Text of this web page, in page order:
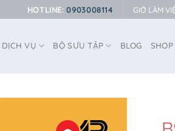
HOTLINE:0903008114 GIỜ LÀM
DỊCH VỤ BỘ SƯU TẬP BLOG SHOP